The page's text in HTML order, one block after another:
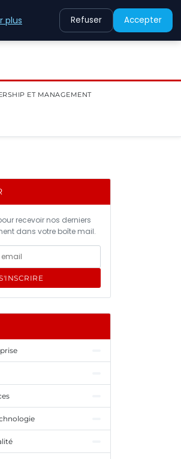
ET MANAGEMENT
recevoir nos derniers
dans votre boîte mail.
plus Refuser Accepter